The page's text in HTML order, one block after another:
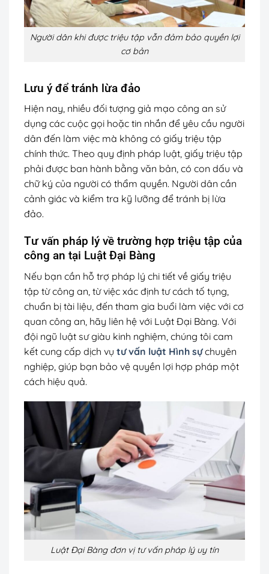
Người dân khi được triệu tập vẫn đảm bảo quyền lợi
cơ bản
Lưu ý để tránh lừa đảo
Hiện nay, nhiều đối tượng giả mạo công an sử
dụng các cuộc gọi hoặc tin nhắn để yêu cầu người
dân đến làm việc mà không có giấy triệu tập
chính thức. Theo quy định pháp luật, giấy triệu tập
phải được ban hành bằng văn bản, có con dấu và
chữ ký của người có thẩm quyền. Người dân cần
cảnh giác và kiểm tra kỹ lưỡng để tránh bị lừa
đảo.
Tư vấn pháp lý về trường hợp triệu tập của
công an tại Luật Đại Bàng
Nếu bạn cần hỗ trợ pháp lý chi tiết về giấy triệu
tập từ công an, từ việc xác định tư cách tố tụng,
chuẩn bị tài liệu, đến tham gia buổi làm việc với cơ
quan công an, hãy liên hệ với Luật Đại Bàng. Với
đội ngũ luật sư giàu kinh nghiệm, chúng tôi cam
kết cung cấp dịch vụ tư vấn luật Hình sựchuyên
nghiệp, giúp bạn bảo vệ quyền lợi hợp pháp một
cách hiệu quả.
Luật Đại Bàng đơn vị tư vấn pháp lý uy tín